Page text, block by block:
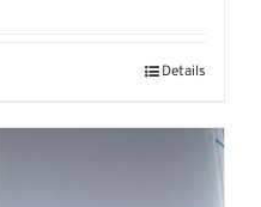
Details